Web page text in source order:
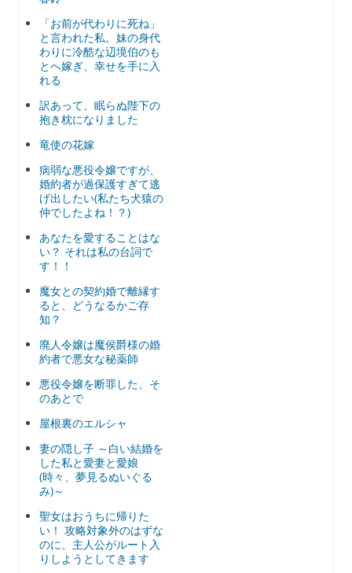
「お前が代わりに死ね」
と言われた私。妹の身代
わりに冷酷な辺境伯のも
とへ嫁ぎ、幸せを手に入
れる
訳あって、眠らぬ陛下の
抱き枕になりました
竜使の花嫁
病弱な悪役令嬢ですが、
婚約者が過保護すぎて逃
げ出したい(私たち犬猿の
仲でしたよね！？)
あなたを愛することはな
い？ それは私の台詞で
す！！
魔女との契約婚で離縁す
ると、どうなるかご存
知？
廃人令嬢は魔侯爵様の婚
約者で悪女な秘薬師
悪役令嬢を断罪した、そ
のあとで
屋根裏のエルシャ
妻の隠し子 ～白い結婚を
した私と愛妻と愛娘
(時々、夢見るぬいぐる
み)～
聖女はおうちに帰りた
い！ 攻略対象外のはずな
のに、主人公がルート入
りしようとしてきます